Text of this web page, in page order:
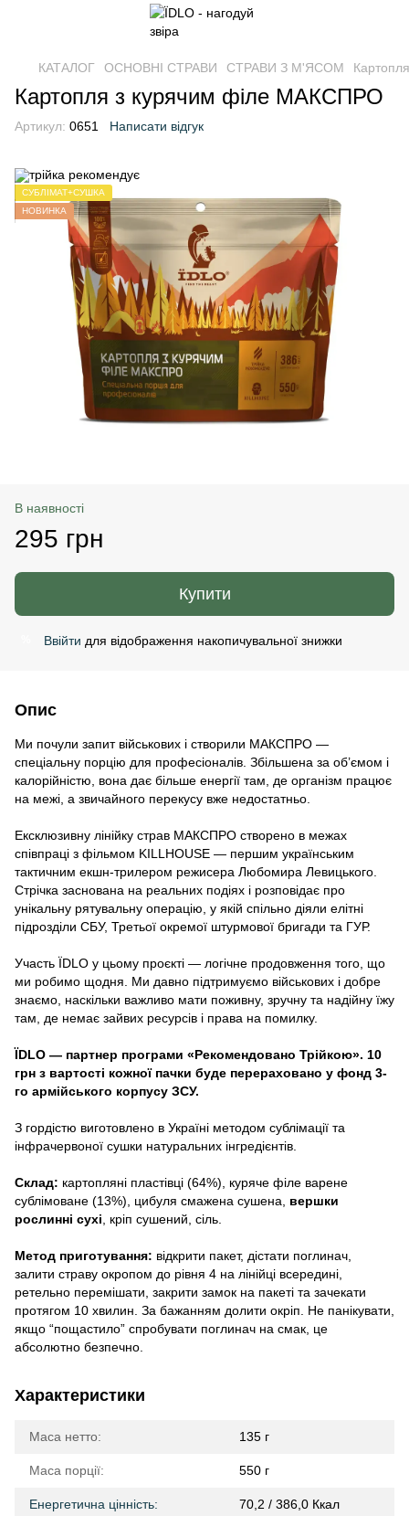
КАТАЛОГ ОСНОВНІ СТРАВИ СТРАВИ З М'ЯСОМ
Картопля з курячим філе МАКСПРО
Артикул: 0651 Написати відгук
СУБЛІМАТ+СУШКА
НОВИНКА
В наявності
295 грн
Купити
Ввійти для відображення накопичувальної знижки
Опис
Ми почули запит військових і створили МАКСПРО —
спеціальну порцію для професіоналів. Збільшена за об’ємом і
калорійністю, вона дає більше енергії там, де організм працює
на межі, а звичайного перекусу вже недостатньо.
Ексклюзивну лінійку страв МАКСПРО створено в межах
співпраці з фільмом KILLHOUSE — першим українським
тактичним екшн-трилером режисера Любомира Левицького.
Стрічка заснована на реальних подіях і розповідає про
унікальну рятувальну операцію, у якій спільно діяли елітні
підрозділи СБУ, Третьої окремої штурмової бригади та ГУР.
Участь ЇDLO у цьому проєкті — логічне продовження того, що
ми робимо щодня. Ми давно підтримуємо військових і добре
знаємо, наскільки важливо мати поживну, зручну та надійну їжу
там, де немає зайвих ресурсів і права на помилку.
ЇDLO — партнер програми «Рекомендовано Трійкою». 10
грн з вартості кожної пачки буде перераховано у фонд 3-
го армійського корпусу ЗСУ.
З гордістю виготовлено в Україні методом сублімації та
інфрачервоної сушки натуральних інгредієнтів.
Склад: картопляні пластівці (64%), куряче філе варене
сублімоване (13%), цибуля смажена сушена, вершки
рослинні сухі , кріп сушений, сіль.
Метод приготування: відкрити пакет, дістати поглинач,
залити страву окропом до рівня 4 на лінійці всередині,
ретельно перемішати, закрити замок на пакеті та зачекати
протягом 10 хвилин. За бажанням долити окріп. Не панікувати,
якщо “пощастило” спробувати поглинач на смак, це
абсолютно безпечно.
Характеристики
Маса нетто: 135 г
Маса порції: 550 г
Енергетична цінність: 70,2 / 386,0 Ккал